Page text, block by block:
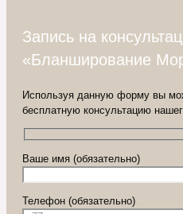
Запись на
«Бланширование
Используя данную форму вы
бесплатную консультацию
Ваше имя (обязательно)
Телефон (обязательно)